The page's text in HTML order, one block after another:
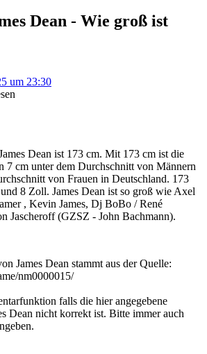
Dean - Wie groß ist
um 23:30
Dean ist 173 cm. Mit 173 cm ist die
7 cm unter dem Durchschnitt von Männern
von Frauen in Deutschland. 173
8 Zoll. James Dean ist so groß wie Axel
, Kevin James, Dj BoBo / René
Jascheroff (GZSZ - John Bachmann).
James Dean stammt aus der Quelle:
nm0000015/
falls die hier angegebene
Dean nicht korrekt ist. Bitte immer auch